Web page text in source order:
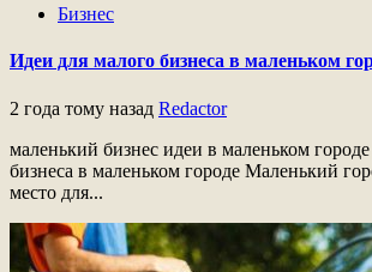
Бизнес
Идеи для малого бизнеса в маленьком
2 года тому назад Redactor
маленький бизнес идеи в маленьком
бизнеса в маленьком городе Маленький
место для...